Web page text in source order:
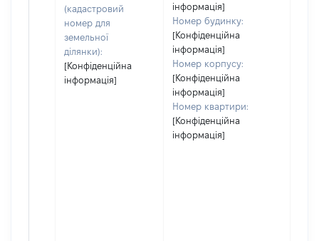
(кадастровий
номер для
земельної
ділянки):
[Конфіденційна
інформація]
інформація]
Номер будинку:
[Конфіденційна
інформація]
Номер корпусу:
[Конфіденційна
інформація]
Номер квартири:
[Конфіденційна
інформація]